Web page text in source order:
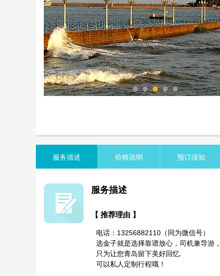
Tab
服务描述 价格说明 预订须知
服务描述
【 推荐理由 】
电话：13256882110（同为微信号）
选金子就是选择靠谱放心，司机兼导游
只为让您青岛留下美好回忆.
可以私人定制行程哦！